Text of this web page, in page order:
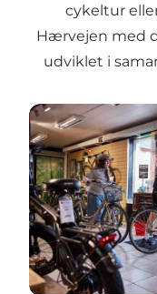
cykeltur
Hærvejen med
udviklet i
Cykeludlejning